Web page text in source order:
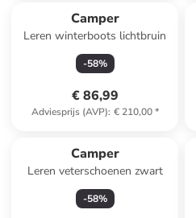
Camper
Leren winterboots lichtbruin
-58%
€ 86,99
Adviesprijs (AVP): € 210,00*
Camper
Leren veterschoenen zwart
-58%